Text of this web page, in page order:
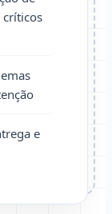
críticos
e